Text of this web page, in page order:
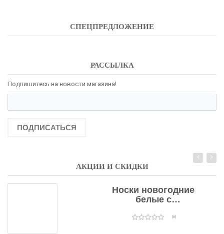
СПЕЦПРЕДЛОЖЕНИЕ
РАССЫЛКА
Подпишитесь на новости магазина!
ПОДПИСАТЬСЯ
АКЦИИ И СКИДКИ
Носки новогодние
белые с
оленями(0)